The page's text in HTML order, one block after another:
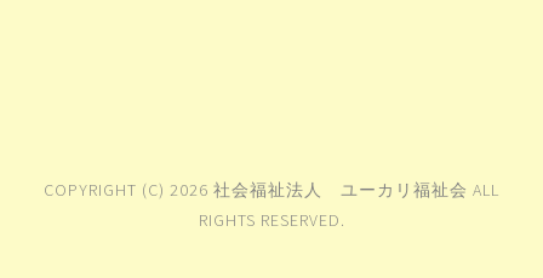
COPYRIGHT (C) 2026 社会福祉法人 ユーカリ福祉会 ALL
RIGHTS RESERVED.